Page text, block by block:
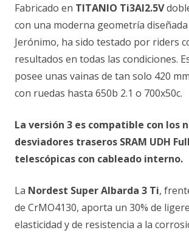
Fabricado en TITANIO Ti3Al2.5V
con una moderna geometría
Jerónimo, ha sido testado por riders
resultados en todas las condiciones.
posee unas vainas de tan solo 420
con ruedas hasta 650b 2.1 o 700x50c.
La versión 3 es compatible con los
desviadores traseros SRAM UDH
telescópicas con cableado interno.
La Nordest Super Albarda 3 Ti,
de CrMO4130, aporta un 30% de
elasticidad y de resistencia a la